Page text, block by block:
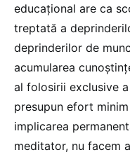
educaţional are ca
treptată a
deprinderilor de
acumularea
al folosirii exclusive
presupun efort
implicarea
meditator, nu facem